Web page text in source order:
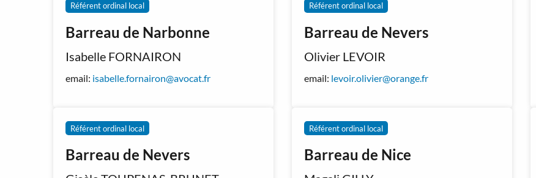
Référent ordinal local
Barreau de Narbonne
Isabelle FORNAIRON
email: isabelle.fornairon@avocat.fr
Référent ordinal local
Barreau de Nevers
Olivier LEVOIR
email: levoir.olivier@orange.fr
Référent ordinal local
Barreau de Nevers
Référent ordinal local
Barreau de Nice